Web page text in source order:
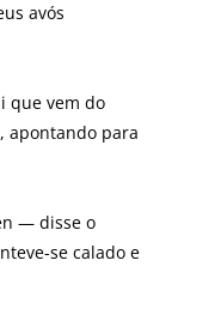
avós
que vem do
apontando para
— disse o
se calado e